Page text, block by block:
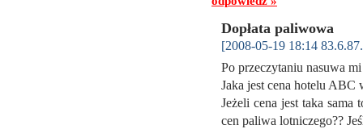
Dopłata paliwowa
[2008-05-19 18:14
Po przeczytaniu nasuwa
Jaka jest cena hotelu
Jeżeli cena jest taka
cen paliwa lotniczego??